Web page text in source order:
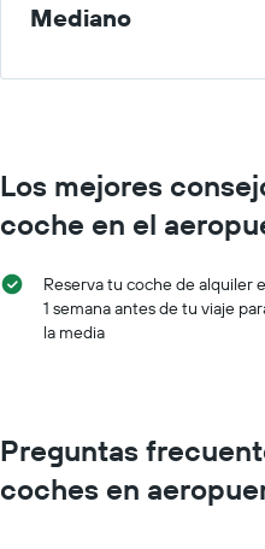
Mediano
Los mejores
coche en el
Reserva tu coche de alquiler
1 semana antes de tu viaje
la media
Preguntas
coches en